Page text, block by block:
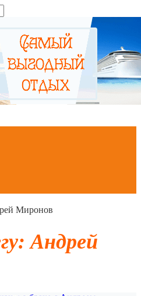
Миронов
Андрей